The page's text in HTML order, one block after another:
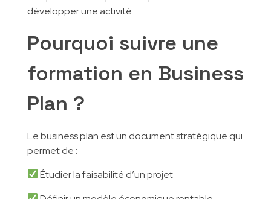
développer une activité.
Pourquoi suivre une
formation en Business
Plan ?
Le business plan est un document stratégique qui
permet de :
Étudier la faisabilité d’un projet